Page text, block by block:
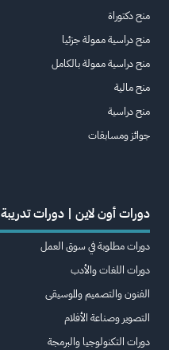
منح دكتوراة
منح دراسية ممولة جزئيا
منح دراسية ممولة بالكامل
منح مالية
منح دراسية
جوائز ومسابقات
دورات أون لاين | دورات تدريبة
دورات مطلوبة في سوق العمل
دورات اللغات والأدب
الفنون والتصميم والموسيقى
التصوير وصناعة الأفلام
دورات التكنولوجيا والبرمجة